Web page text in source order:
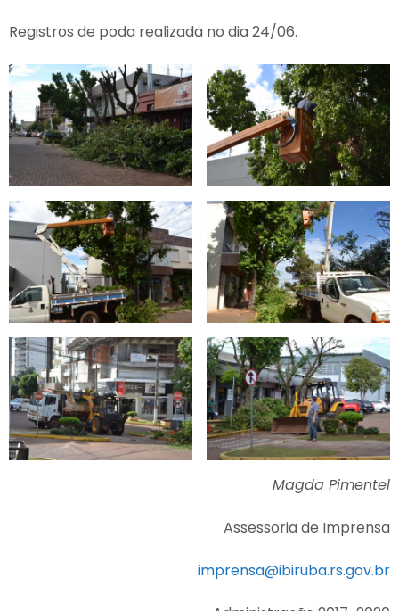
Registros de poda realizada no dia 24/06.
Magda Pimentel
Assessoria de Imprensa
imprensa@ibiruba.rs.gov.br